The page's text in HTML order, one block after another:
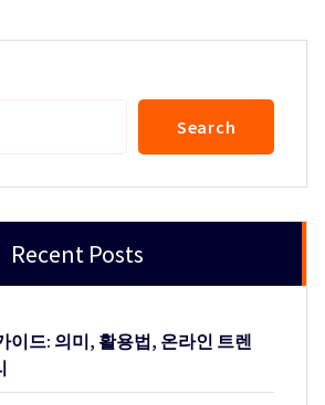
Search
Recent Posts
이드: 의미, 활용법, 온라인 트렌